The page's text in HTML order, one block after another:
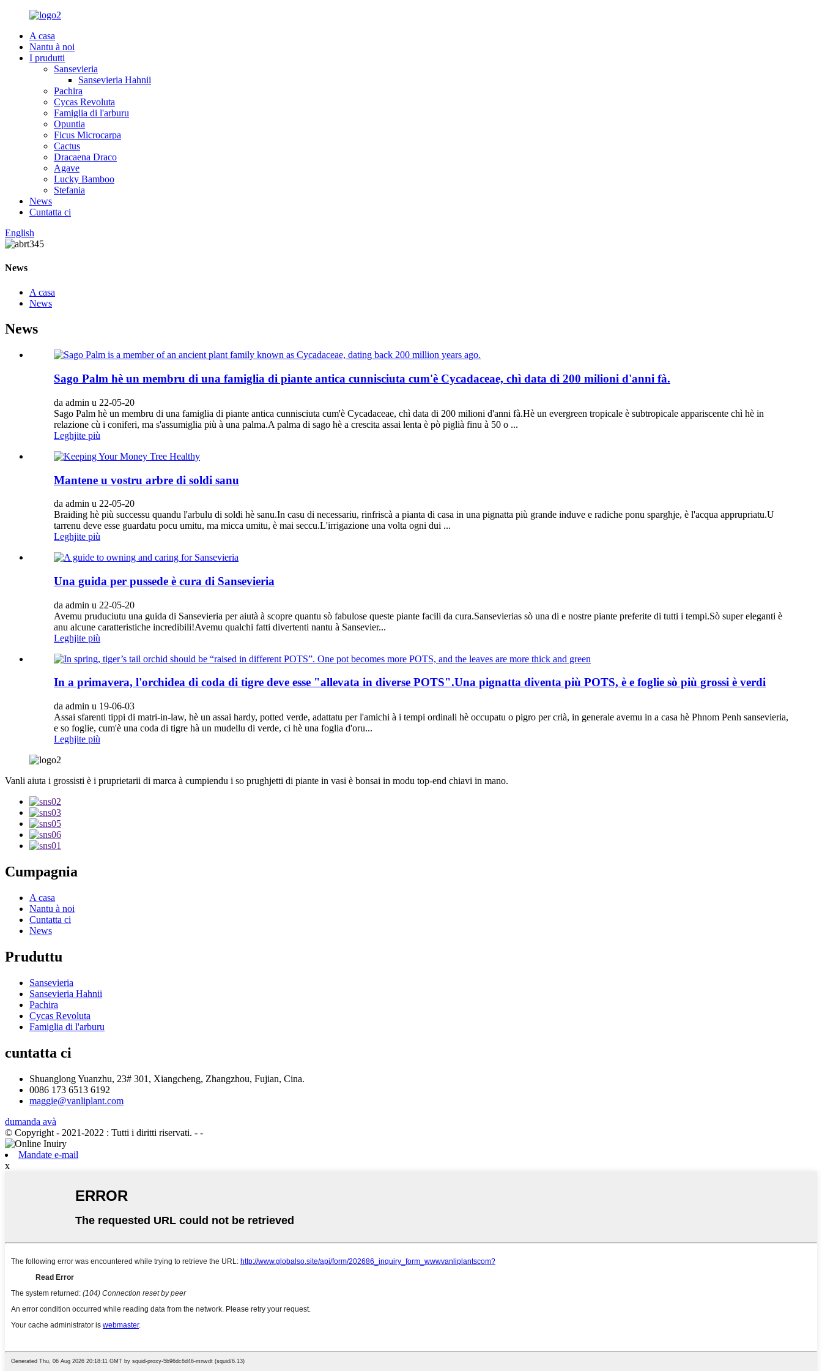
A casa
Nantu à noi
I prudutti
Sansevieria
Sansevieria Hahnii
Pachira
Cycas Revoluta
Famiglia di l'arburu
Opuntia
Ficus Microcarpa
Cactus
Dracaena Draco
Agave
Lucky Bamboo
Stefania
News
Cuntatta ci
English
News
A casa
News
News
Sago Palm hè un membru di una famiglia di piante antica cunnisciuta cum'è Cycadaceae, chì data di 200 milioni d'anni fà.
da admin u 22-05-20
Sago Palm hè un membru di una famiglia di piante antica cunnisciuta cum'è Cycadaceae, chì data di 200 milioni d'anni fà.Hè un evergreen tropicale è subtropicale appariscente chì hè in
relazione cù i coniferi, ma s'assumiglia più à una palma.A palma di sago hè a crescita assai lenta è pò piglià finu à 50 o ...
Leghjite più
Mantene u vostru arbre di soldi sanu
da admin u 22-05-20
Braiding hè più successu quandu l'arbulu di soldi hè sanu.In casu di necessariu, rinfriscà a pianta di casa in una pignatta più grande induve e radiche ponu sparghje, è l'acqua apprupriatu.U
tarrenu deve esse guardatu pocu umitu, ma micca umitu, è mai seccu.L'irrigazione una volta ogni dui ...
Leghjite più
Una guida per pussede è cura di Sansevieria
da admin u 22-05-20
Avemu pruduciutu una guida di Sansevieria per aiutà à scopre quantu sò fabulose queste piante facili da cura.Sansevierias sò una di e nostre piante preferite di tutti i tempi.Sò super eleganti è
anu alcune caratteristiche incredibili!Avemu qualchi fatti divertenti nantu à Sansevier...
Leghjite più
In a primavera, l'orchidea di coda di tigre deve esse "allevata in diverse POTS".Una pignatta diventa più POTS, è e foglie sò più grossi è verdi
da admin u 19-06-03
Assai sfarenti tippi di matri-in-law, hè un assai hardy, potted verde, adattatu per l'amichi à i tempi ordinali hè occupatu o pigro per crià, in generale avemu in a casa hè Phnom Penh sansevieria,
e so foglie, cum'è una coda di tigre hà un mudellu di verde, ci hè una foglia d'oru...
Leghjite più
Vanli aiuta i grossisti è i pruprietarii di marca à cumpiendu i so prughjetti di piante in vasi è bonsai in modu top-end chiavi in ​​mano.
Cumpagnia
A casa
Nantu à noi
Cuntatta ci
News
Pruduttu
Sansevieria
Sansevieria Hahnii
Pachira
Cycas Revoluta
Famiglia di l'arburu
cuntatta ci
Shuanglong Yuanzhu, 23# 301, Xiangcheng, Zhangzhou, Fujian, Cina.
0086 173 6513 6192
maggie@vanliplant.com
dumanda avà
© Copyright - 2021-2022 : Tutti i diritti riservati. - -
Mandate e-mail
x